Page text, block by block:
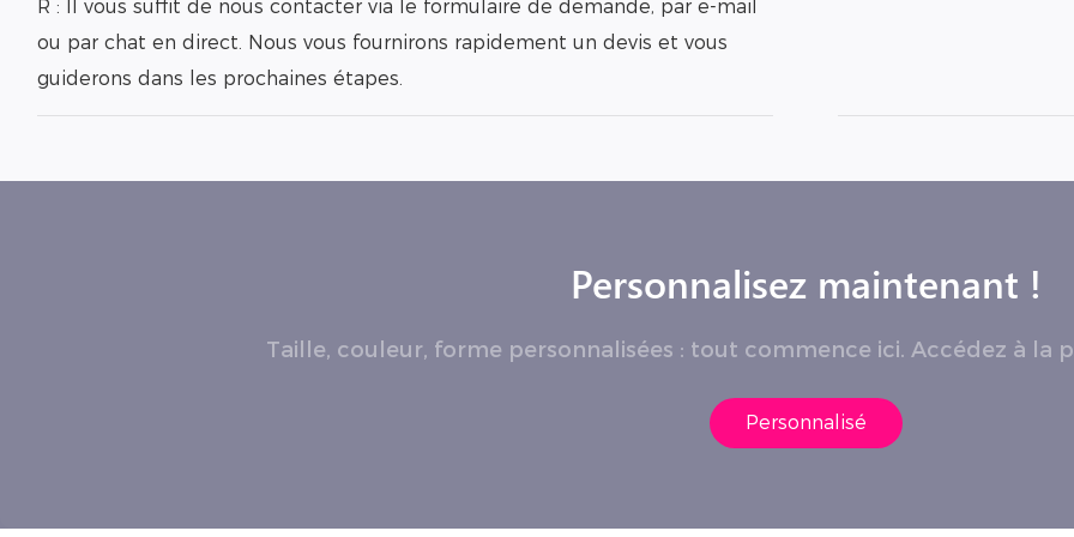
R : Il vous suffit de nous contacter via le formulaire de demande, par e-mail
ou par chat en direct. Nous vous fournirons rapidement un devis et vous
guiderons dans les prochaines étapes.
Personnalisez maintenant !
Taille, couleur, forme personnalisées : tout commence ici. Accédez à la
Personnalisé